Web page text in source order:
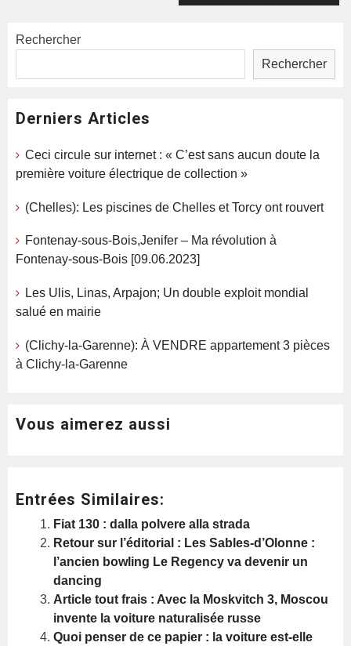
Rechercher
Rechercher
Derniers Articles
Ceci circule sur internet : « C’est sans aucun doute la
première voiture électrique de collection »
(Chelles): Les piscines de Chelles et Torcy ont rouvert
Fontenay-sous-Bois,Jenifer – Ma révolution à
Fontenay-sous-Bois [09.06.2023]
Les Ulis, Linas, Arpajon; Un double exploit mondial
salué en mairie
(Clichy-la-Garenne): À VENDRE appartement 3 pièces
à Clichy-la-Garenne
Vous aimerez aussi
Entrées Similaires:
Fiat 130 : dalla polvere alla strada
Retour sur l’éditorial : Les Sables-d’Olonne :
l’ancien bowling Le Regency va devenir un
dancing
Article tout frais : Avec la Moskvitch 3, Moscou
invente la voiture naturalisée russe
Quoi penser de ce papier : la voiture est-elle